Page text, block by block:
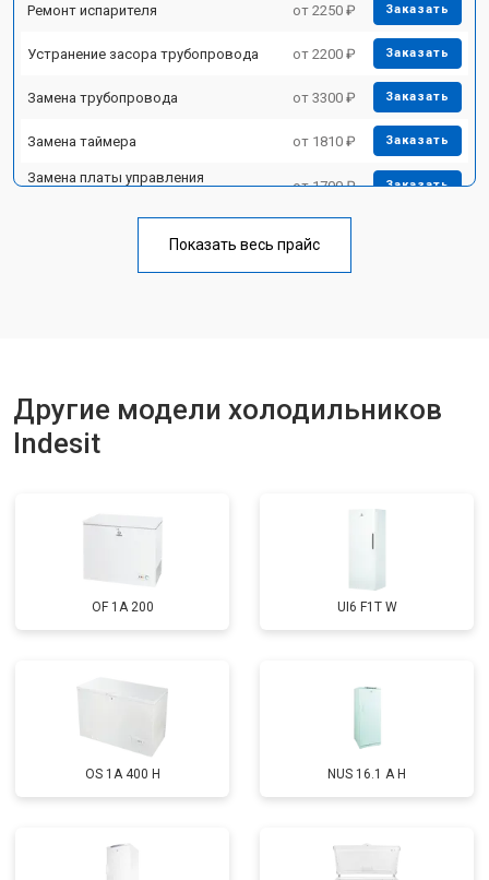
Ремонт испарителя от 2250 ₽ Заказать
Устранение засора трубопровода от 2200 ₽ Заказать
Замена трубопровода от 3300 ₽ Заказать
Замена таймера от 1810 ₽ Заказать
Замена платы управления
от 1700 ₽ Заказать
Ремонт/замена датчика
Замена термостата от 1700 ₽
Замена нагревателя испарителя от 2550 ₽ Заказать
Замена нагревателя оттайки
Устранение утечки хладагента
Показать весь прайс
Другие модели холодильников
Indesit
OF 1A 200 UI6 F1T W
OS 1A 400 H NUS 16.1 A H